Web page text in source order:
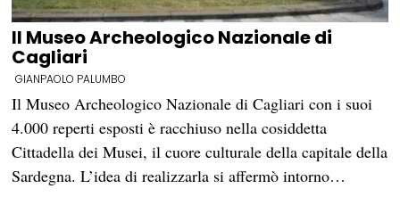
Il Museo Archeologico Nazionale di
Cagliari
GIANPAOLO PALUMBO
Il Museo Archeologico Nazionale di Cagliari con i suoi
4.000 reperti esposti è racchiuso nella cosiddetta
Cittadella dei Musei, il cuore culturale della capitale della
Sardegna. L’idea di realizzarla si affermò intorno…